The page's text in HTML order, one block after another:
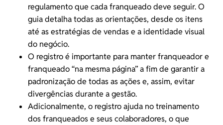
regulamento que cadafranqueadodeve seguir. O
guia detalha todas as orientações, desde os itens
até as estratégias de vendas e a identidade visual
do negócio.
O registro é importante para manterfranqueador e
franqueado“na mesma página” a fim de garantir a
padronização de todas as ações e, assim, evitar
divergências durante a gestão.
Adicionalmente, o registro ajuda notreinamento
dos franqueados e seus colaboradores, o que